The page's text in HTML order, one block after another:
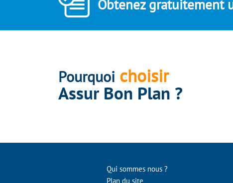
Obtenez gratuitement
Pourquoi choisir
Assur Bon Plan ?
Qui sommes nous ?
Plan du site